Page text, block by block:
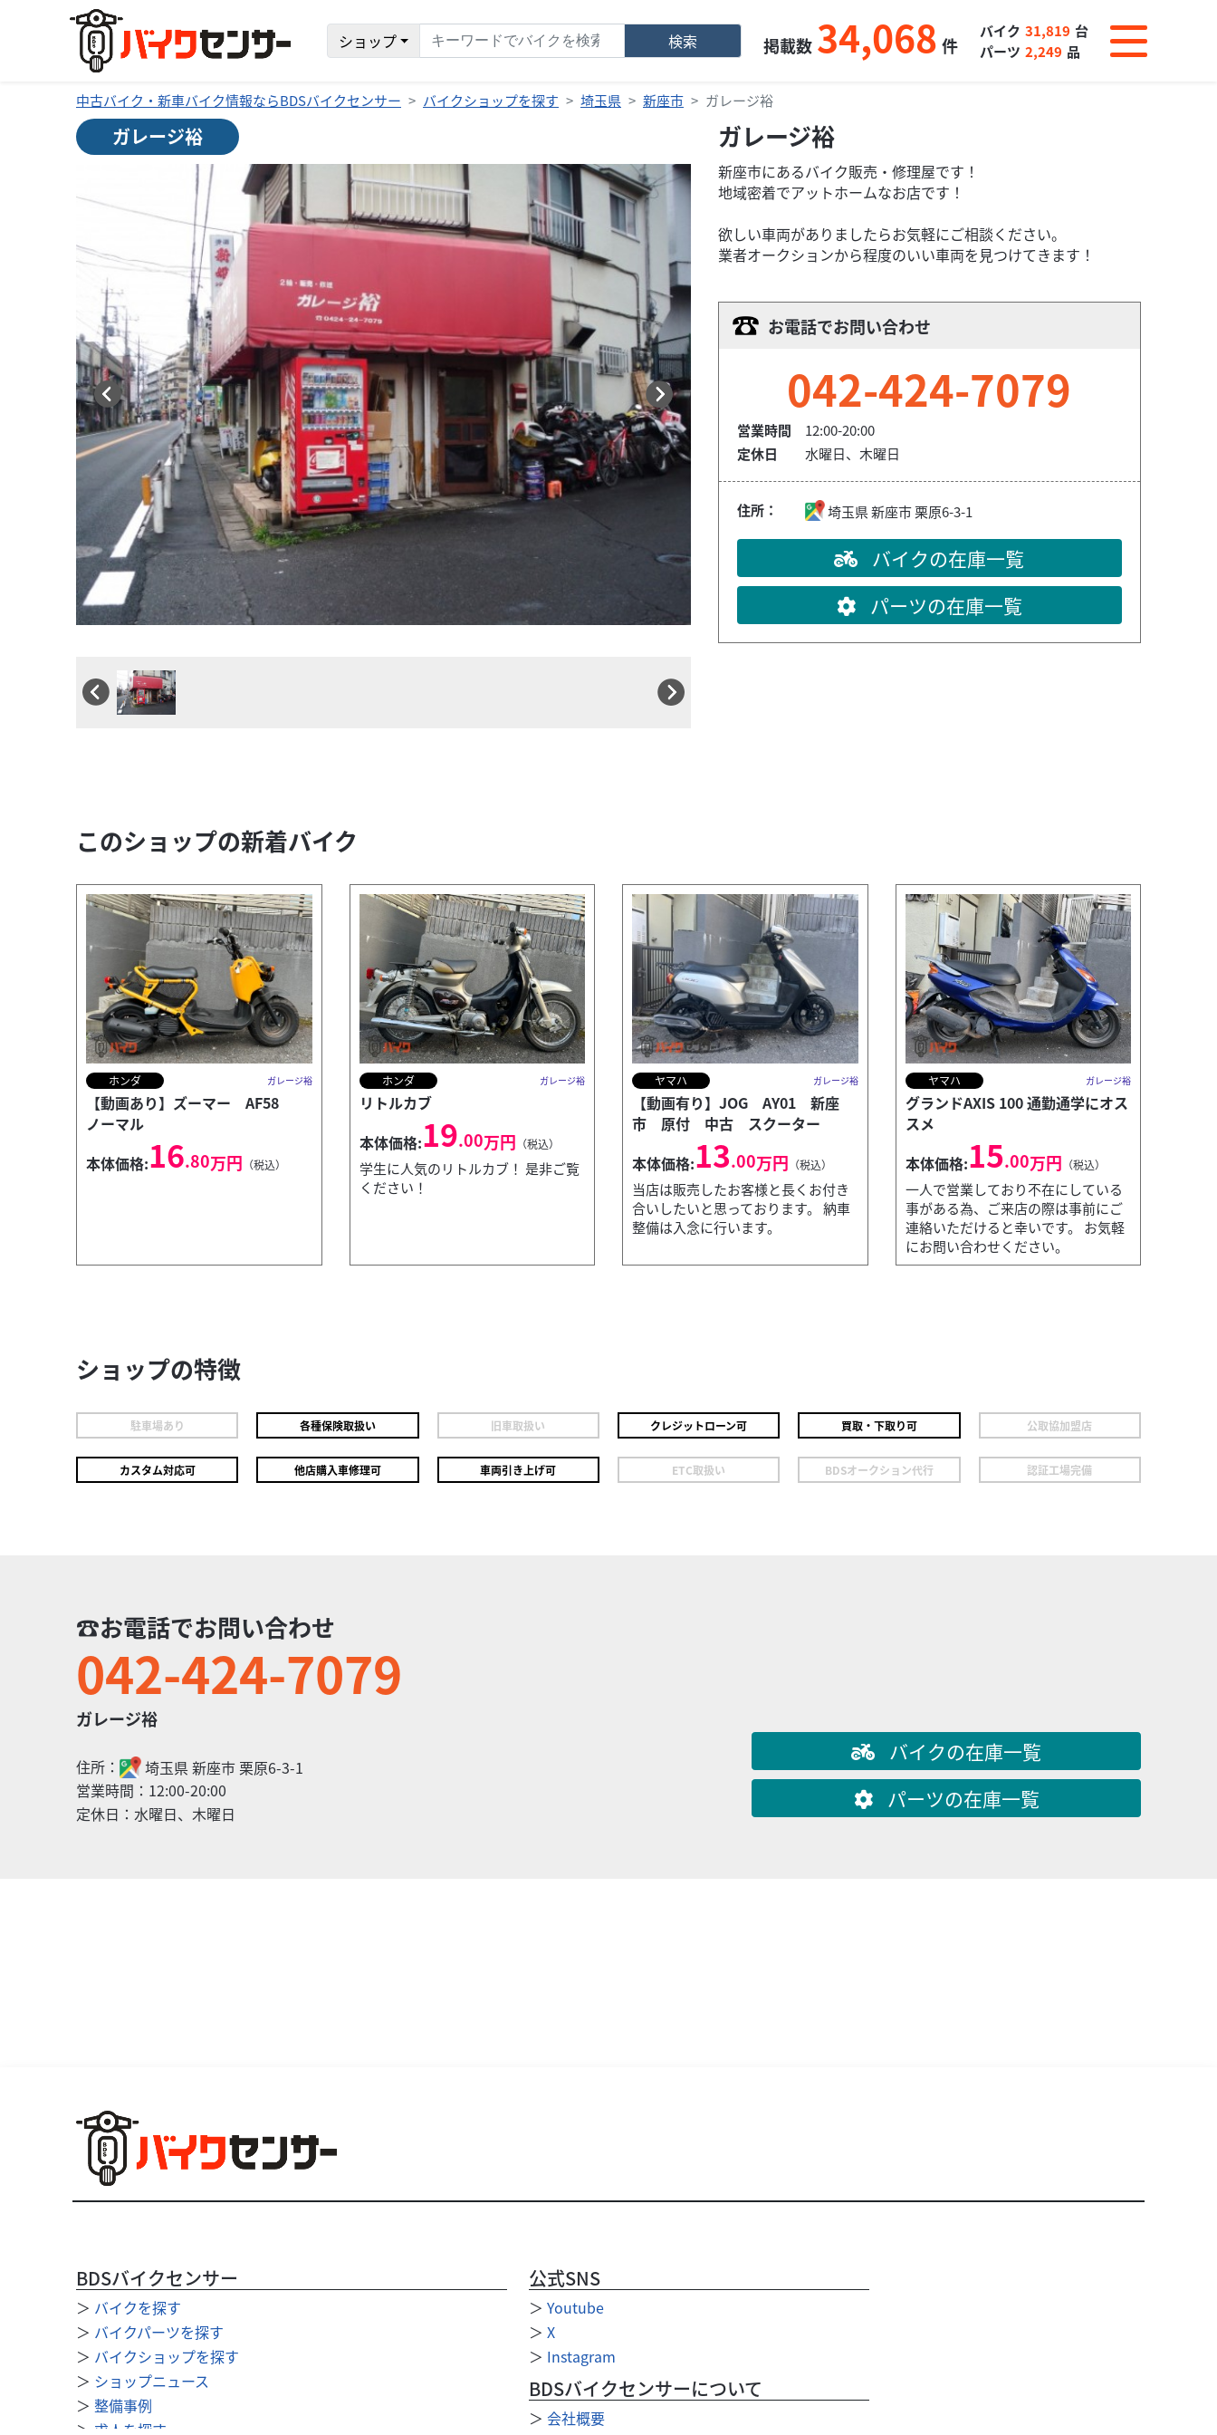
ショップ 検索 掲載数 34,068 件
バイク 31,819 台
パーツ 2,249 品
中古バイク・新車バイク情報ならBDSバイクセンサー バイクショップを探す 埼玉県 新座市 ガレージ裕
ガレージ裕 ガレージ裕
新座市にあるバイク販売・修理屋です！
地域密着でアットホームなお店です！
欲しい車両がありましたらお気軽にご相談ください。
業者オークションから程度のいい車両を見つけてきます！
お電話でお問い合わせ
042-424-7079
営業時間
12:00-20:00
定休日
水曜日、木曜日
住所： 埼玉県新座市栗原6-3-1
バイクの在庫一覧
パーツの在庫一覧
このショップの新着バイク
ホンダ
【動画あり】ズーマー AF58 ノーマル
本体価格:
ホンダ ガレージ裕
【動画あり】ズーマー AF58
ノーマル
本体価格:16.80万円 （税込）
ホンダ ガレージ裕
リトルカブ
本体価格:19.00万円 （税込）
学生に人気のリトルカブ！ 是非ご覧
ください！
ヤマハ ガレージ裕
【動画有り】JOG AY01 新座
市 原付 中古 スクーター
本体価格:13.00万円 （税込）
当店は販売したお客様と長くお付き
合いしたいと思っております。 納車
整備は入念に行います。
ヤマハ ガレージ裕
グランドAXIS 100 通勤通学にオス
スメ
本体価格:15.00万円 （税込）
一人で営業しており不在にしている
事がある為、ご来店の際は事前にご
連絡いただけると幸いです。 お気軽
にお問い合わせください。
ショップの特徴
駐車場あり 各種保険取扱い 旧車取扱い クレジットローン可 買取・下取り可 公取協加盟店
カスタム対応可 他店購入車修理可 車両引き上げ可 ETC取扱い BDSオークション代行 認証工場完備
☎お電話でお問い合わせ
042-424-7079
ガレージ裕
住所： 埼玉県 新座市 栗原6-3-1
営業時間： 12:00-20:00
定休日： 水曜日、木曜日
バイクの在庫一覧
パーツの在庫一覧
BDSバイクセンサー
＞ バイクを探す
＞ バイクパーツを探す
＞ バイクショップを探す
＞ ショップニュース
＞ 整備事例
＞ 求人を探す
公式SNS
＞ Youtube
＞ X
＞ Instagram
BDSバイクセンサーについて
＞ 会社概要